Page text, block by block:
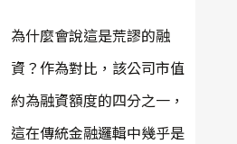
為什麼會說這是荒謬的融
資？作為對比，該公司市值
約為融資額度的四分之一，
這在傳統金融邏輯中幾乎是